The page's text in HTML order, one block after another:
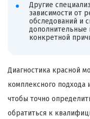
Другие
зависимости от
обследований и
дополнительные
конкретной
Диагностика красной
комплексного
чтобы точно
обратиться к